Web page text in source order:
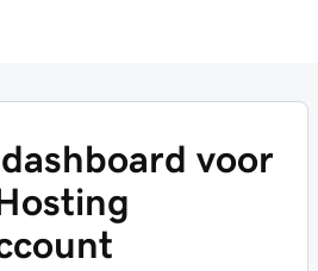
voor